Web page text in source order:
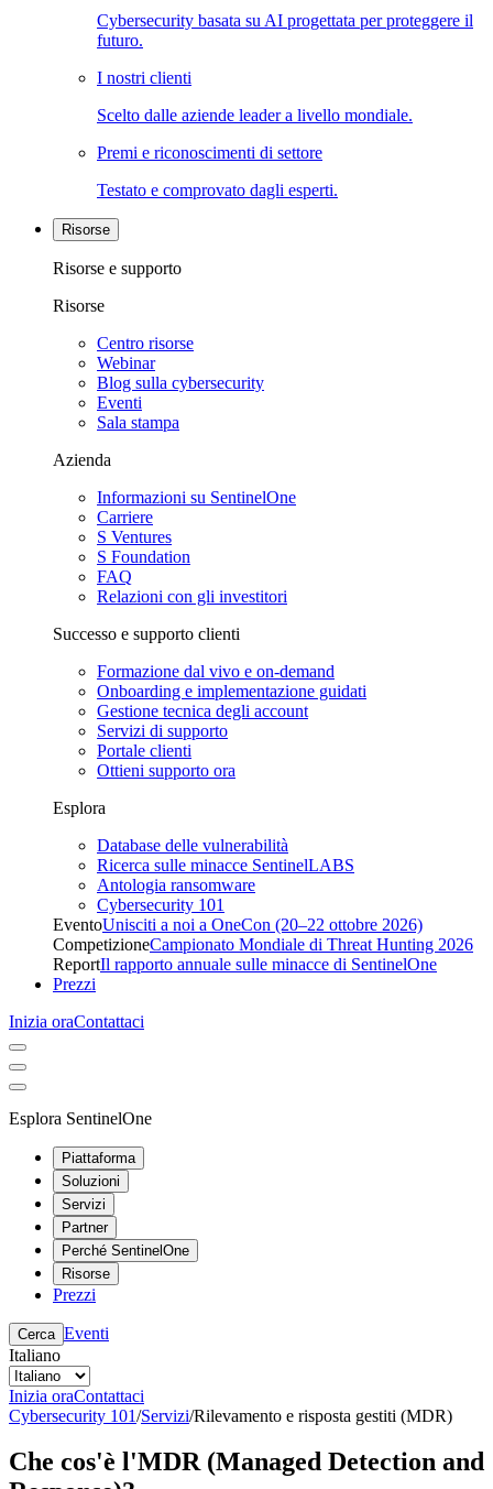
Cybersecurity basata su AI progettata per proteggere il
futuro.
I nostri clienti
Scelto dalle aziende leader a livello mondiale.
Premi e riconoscimenti di settore
Testato e comprovato dagli esperti.
Risorse
Risorse e supporto
Risorse
Centro risorse
Webinar
Blog sulla cybersecurity
Eventi
Sala stampa
Azienda
Informazioni su SentinelOne
Carriere
S Ventures
S Foundation
FAQ
Relazioni con gli investitori
Successo e supporto clienti
Formazione dal vivo e on-demand
Onboarding e implementazione guidati
Gestione tecnica degli account
Servizi di supporto
Portale clienti
Ottieni supporto ora
Esplora
Database delle vulnerabilità
Ricerca sulle minacce SentinelLABS
Antologia ransomware
Cybersecurity 101
EventoUnisciti a noi a OneCon (20–22 ottobre 2026)
CompetizioneCampionato Mondiale di Threat Hunting 2026
ReportIl rapporto annuale sulle minacce di SentinelOne
Prezzi
Inizia oraContattaci
Esplora SentinelOne
Piattaforma
Soluzioni
Servizi
Partner
Perché SentinelOne
Risorse
Prezzi
Cerca Eventi
Italiano
Inizia oraContattaci
Cybersecurity 101/Servizi/Rilevamento e risposta gestiti (MDR)
Che cos'è l'MDR (Managed Detection and